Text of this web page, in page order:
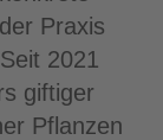
Praxis
2021
giftiger
Pflanzen